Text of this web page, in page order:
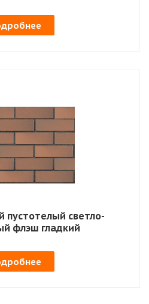
пустотелый светло-
флэш гладкий